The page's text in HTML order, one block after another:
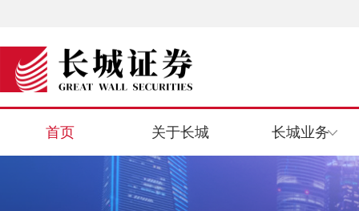
首页 关于长城 长城业务